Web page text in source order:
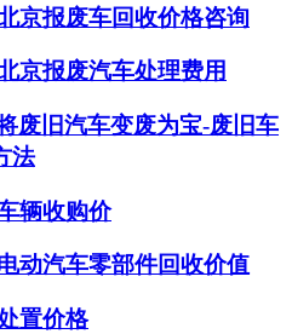
京报废车回收价格咨询
京报废汽车处理费用
废旧汽车变废为宝-废旧车
法
辆收购价
动汽车零部件回收价值
置价格